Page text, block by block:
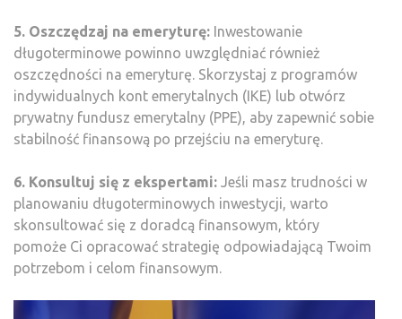
5. Oszczędzaj na emeryturę: Inwestowanie
długoterminowe powinno uwzględniać również
oszczędności na emeryturę. Skorzystaj z programów
indywidualnych kont emerytalnych (IKE) lub otwórz
prywatny fundusz emerytalny (PPE), aby zapewnić sobie
stabilność finansową po przejściu na emeryturę.
6. Konsultuj się z ekspertami: Jeśli masz trudności w
planowaniu długoterminowych inwestycji, warto
skonsultować się z doradcą finansowym, który
pomoże Ci opracować strategię odpowiadającą Twoim
potrzebom i celom finansowym.